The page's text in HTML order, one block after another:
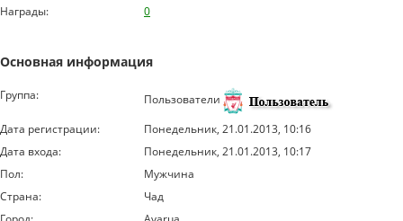
Награды:
0
Основная информация
Группа:
Пользователи
Дата регистрации:
Понедельник, 21.01.2013, 10:16
Дата входа:
Понедельник, 21.01.2013, 10:17
Пол:
Мужчина
Страна:
Чад